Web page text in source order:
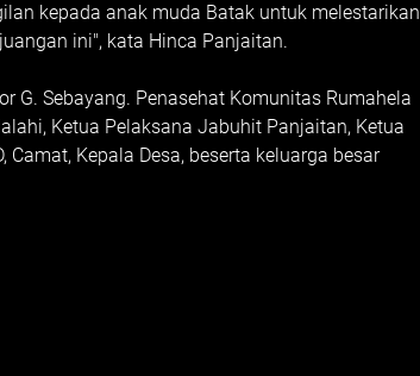
kepada anak muda Batak untuk melestarikan
ini", kata Hinca Panjaitan.
G. Sebayang. Penasehat Komunitas Rumahela
Ketua Pelaksana Jabuhit Panjaitan, Ketua
Kepala Desa, beserta keluarga besar